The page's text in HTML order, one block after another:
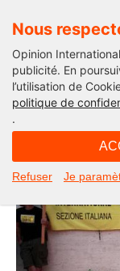
Nous
Opinion
publicité. En
l’utilisation de
politique de
.
Refuser Je
Abolir la